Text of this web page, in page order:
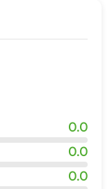
0.0
0.0
0.0